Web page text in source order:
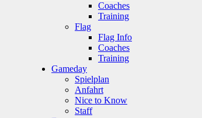
Coaches
Training
Flag
Flag Info
Coaches
Training
Gameday
Spielplan
Anfahrt
Nice to Know
Staff